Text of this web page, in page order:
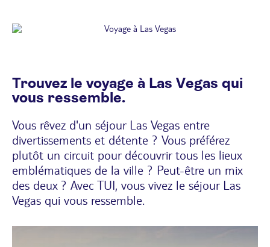
Trouvez le voyage à Las Vegas qui
vous ressemble.
Vous rêvez d'un séjour Las Vegas entre
divertissements et détente ? Vous préférez
plutôt un circuit pour découvrir tous les lieux
emblématiques de la ville ? Peut-être un mix
des deux ? Avec TUI, vous vivez le séjour Las
Vegas qui vous ressemble.